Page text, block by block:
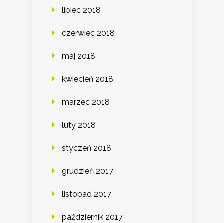
lipiec 2018
czerwiec 2018
maj 2018
kwiecień 2018
marzec 2018
luty 2018
styczeń 2018
grudzień 2017
listopad 2017
październik 2017